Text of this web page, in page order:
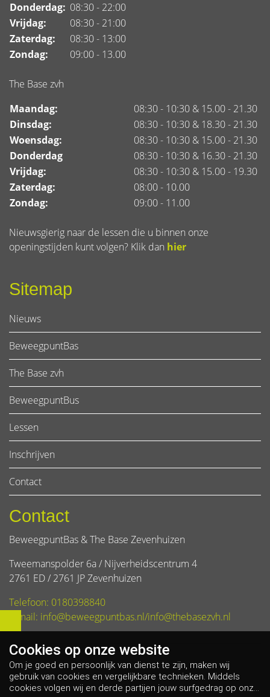
Donderdag: 08:30 - 22:00
Vrijdag:
08:30 - 21:00
Zaterdag:
08:30 - 13:00
Zondag:
09:00 - 13.00
The Base zvh
Maandag:
08:30 - 10:30 & 15.00 - 21.30
Dinsdag:
08:30 - 10:30 & 18.30 - 21.30
Woensdag:
08:30 - 10:30 & 15.00 - 21.30
Donderdag
08:30 - 10:30 & 16.30 - 21.30
Vrijdag:
08:30 - 10:30 & 15.00 - 19.30
Zaterdag:
08:00 - 10.00
Zondag:
09:00 - 11.00
Nieuwsgierig naar de lessen die u binnen onze
openingstijden kunt volgen? Klik dan hier
Sitemap
Nieuws
BeweegpuntBas
The Base zvh
BeweegpuntBus
Lessen
Inschrijven
Contact
Contact
BeweegpuntBas & The Base Zevenhuizen
Tweemanspolder 6a / Nijverheidscentrum 4
2761 ED / 2761 JP Zevenhuizen
Telefoon: 0180398840
E-mail: info@beweegpuntbas.nl/info@thebasezvh.nl
Cookies op onze website
Om je goed en persoonlijk van dienst te zijn, maken wij
gebruik van cookies en vergelijkbare technieken. Middels
cookies volgen wij en derde partijen jouw surfgedrag op onze